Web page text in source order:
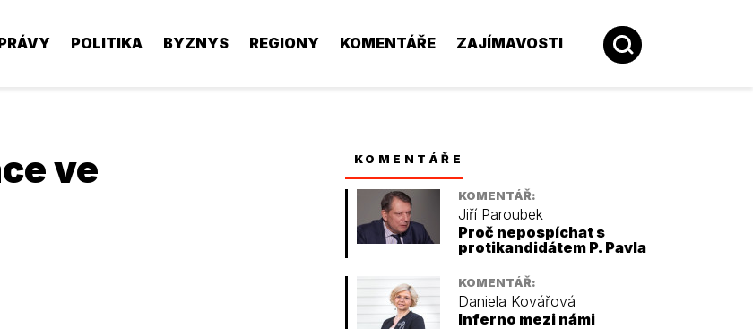
POLITIKA BYZNYS REGIONY KOMENTÁŘE ZAJÍMAVOSTI
ve
KOMENTÁŘE
KOMENTÁŘ:
Jiří Paroubek
Proč nepospíchat s
protikandidátem P. Pavla
KOMENTÁŘ:
Daniela Kovářová
Inferno mezi námi